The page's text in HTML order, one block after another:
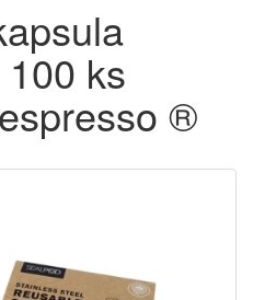
ks
®